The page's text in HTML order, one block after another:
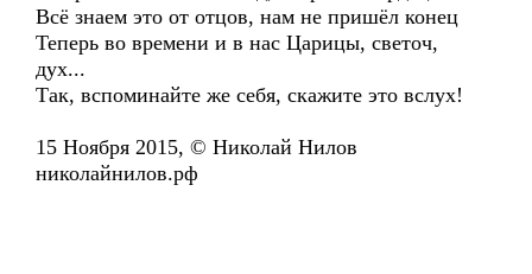
Всё знаем это от отцов, нам не пришёл конец
Теперь во времени и в нас Царицы, светоч,
дух...
Так, вспоминайте же себя, скажите это вслух!
15 Ноября 2015, © Николай Нилов
николайнилов.рф